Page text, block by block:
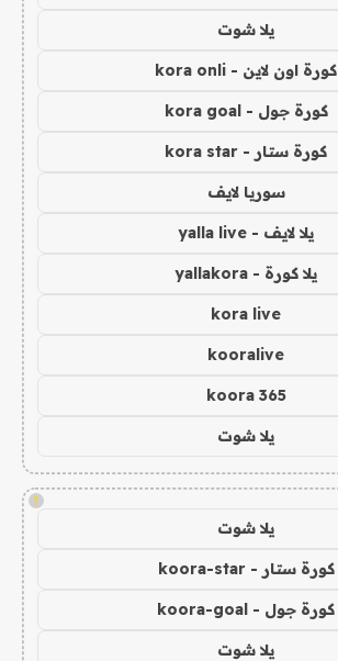
يلا شوت
كورة اون لاين - kora onli
كورة جول - kora goal
كورة ستار - kora star
سوريا لايف
يلا لايف - yalla live
يلا كورة - yallakora
kora live
kooralive
koora 365
يلا شوت
!
يلا شوت
كورة ستار - koora-star
كورة جول - koora-goal
يلا شوت